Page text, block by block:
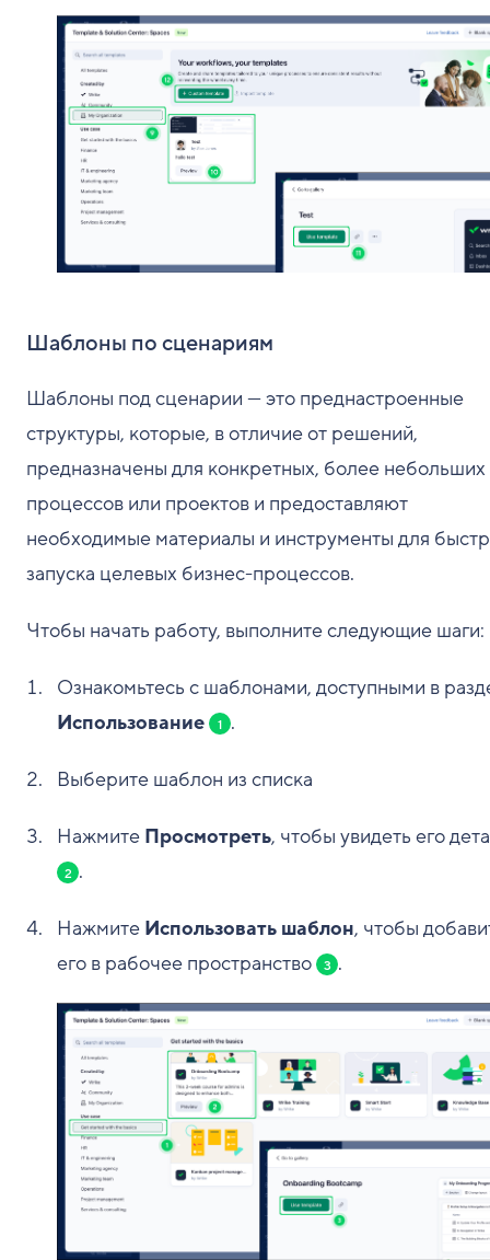
Шаблоны по сценариям
Шаблоны под сценарии — это преднастроенные
структуры, которые, в отличие от решений,
предназначены для конкретных, более небольших
процессов или проектов и предоставляют
необходимые материалы и инструменты для
запуска целевых бизнес-процессов.
Чтобы начать работу, выполните следующие шаги:
Ознакомьтесь с шаблонами, доступными в
Использование
1 .
Выберите шаблон из списка
Нажмите Просмотреть, чтобы увидеть его
2 .
Нажмите Использовать шаблон, чтобы
его в рабочее пространство
3 .